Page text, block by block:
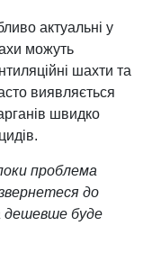
актуальні у
можуть
шахти та
виявляється
швидко
проблема
до
дешевше буде